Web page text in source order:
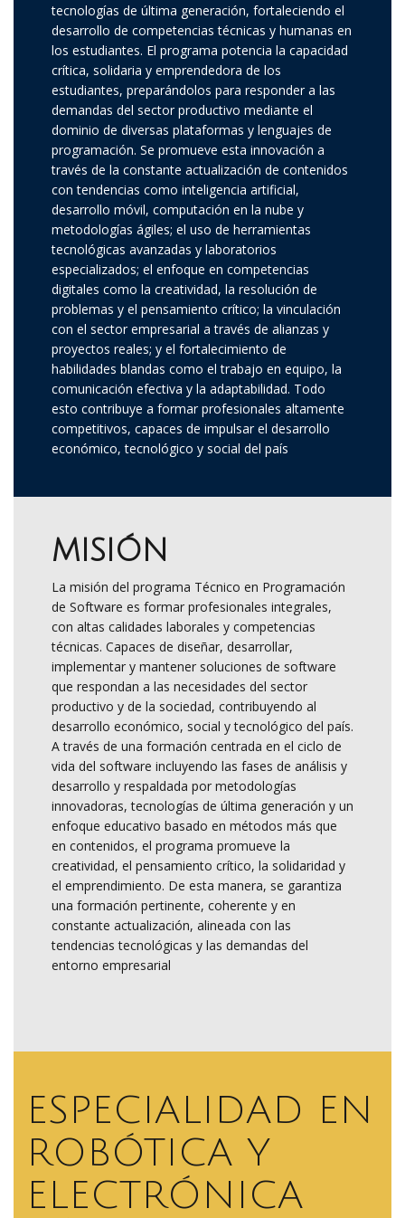
tecnologías de última generación, fortaleciendo el
desarrollo de competencias técnicas y humanas en
los estudiantes. El programa potencia la capacidad
crítica, solidaria y emprendedora de los
estudiantes, preparándolos para responder a las
demandas del sector productivo mediante el
dominio de diversas plataformas y lenguajes de
programación. Se promueve esta innovación a
través de la constante actualización de contenidos
con tendencias como inteligencia artificial,
desarrollo móvil, computación en la nube y
metodologías ágiles; el uso de herramientas
tecnológicas avanzadas y laboratorios
especializados; el enfoque en competencias
digitales como la creatividad, la resolución de
problemas y el pensamiento crítico; la vinculación
con el sector empresarial a través de alianzas y
proyectos reales; y el fortalecimiento de
habilidades blandas como el trabajo en equipo, la
comunicación efectiva y la adaptabilidad. Todo
esto contribuye a formar profesionales altamente
competitivos, capaces de impulsar el desarrollo
económico, tecnológico y social del país
MISIÓN
La misión del programa Técnico en Programación
de Software es formar profesionales integrales,
con altas calidades laborales y competencias
técnicas. Capaces de diseñar, desarrollar,
implementar y mantener soluciones de software
que respondan a las necesidades del sector
productivo y de la sociedad, contribuyendo al
desarrollo económico, social y tecnológico del país.
A través de una formación centrada en el ciclo de
vida del software incluyendo las fases de análisis y
desarrollo y respaldada por metodologías
innovadoras, tecnologías de última generación y un
enfoque educativo basado en métodos más que
en contenidos, el programa promueve la
creatividad, el pensamiento crítico, la solidaridad y
el emprendimiento. De esta manera, se garantiza
una formación pertinente, coherente y en
constante actualización, alineada con las
tendencias tecnológicas y las demandas del
entorno empresarial
ESPECIALIDAD EN
ROBÓTICA Y
ELECTRÓNICA